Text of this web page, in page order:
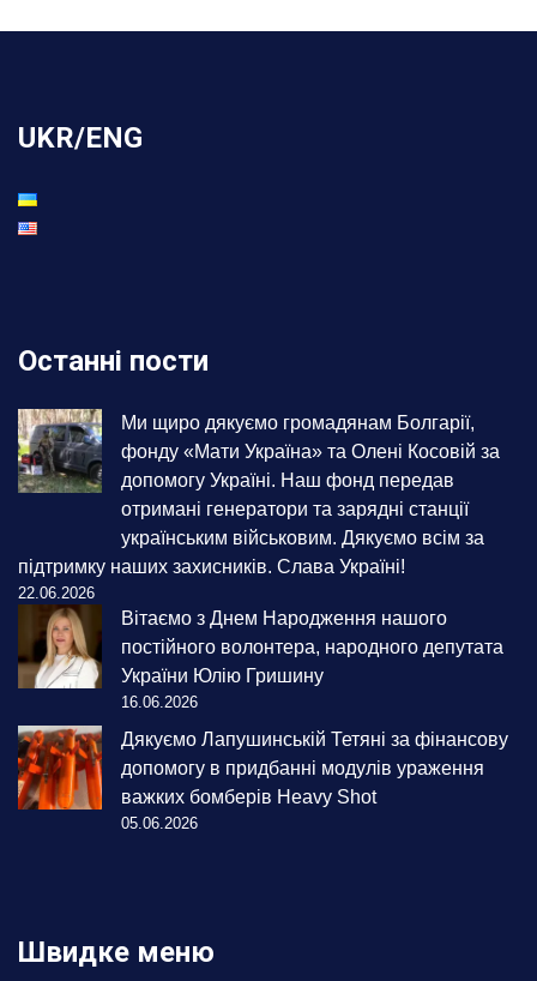
UKR/ENG
Останні пости
Ми щиро дякуємо громадянам Болгарії,
фонду «Мати Україна» та Олені Косовій за
допомогу Україні. Наш фонд передав
отримані генератори та зарядні станції
українським військовим. Дякуємо всім за
підтримку наших захисників. Слава Україні!
22.06.2026
Вітаємо з Днем Народження нашого
постійного волонтера, народного депутата
України Юлію Гришину
16.06.2026
Дякуємо Лапушинській Тетяні за фінансову
допомогу в придбанні модулів ураження
важких бомберів Heavy Shot
05.06.2026
Швидке меню